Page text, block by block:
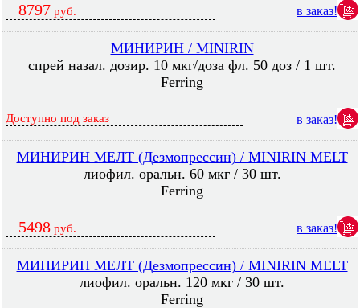
8797 руб. в заказ!
МИНИРИН / MINIRIN
спрей назал. дозир. 10 мкг/доза фл. 50 доз / 1 шт.
Ferring
Доступно под заказ в заказ!
МИНИРИН МЕЛТ (Дезмопрессин) / MINIRIN MELT
лиофил. оральн. 60 мкг / 30 шт.
Ferring
5498 руб. в заказ!
МИНИРИН МЕЛТ (Дезмопрессин) / MINIRIN MELT
лиофил. оральн. 120 мкг / 30 шт.
Ferring